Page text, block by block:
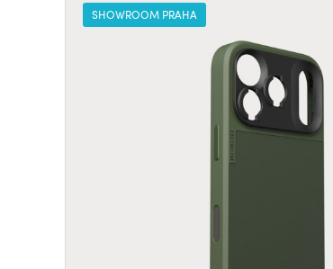
SHOWROOM PRAHA